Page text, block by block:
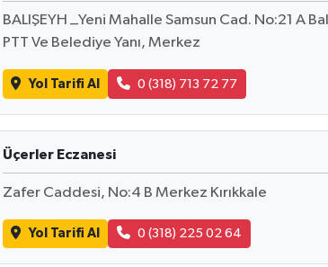
BALIŞEYH _Yeni Mahalle Samsun Cad. No:21 A
PTT Ve Belediye Yanı, Merkez
Yol Tarifi Al 0 (318) 713 72 77
Üçerler Eczanesi
Zafer Caddesi, No:4 B Merkez Kırıkkale
Yol Tarifi Al 0 (318) 225 02 64
Sahiplendirme